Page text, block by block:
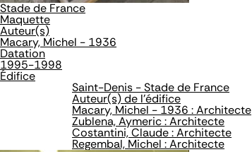
Stade de France
Maquette
Auteur(s)
Macary, Michel - 1936
Datation
1995-1998
Édifice
Saint-Denis - Stade de France
Auteur(s) de l'édifice
Macary, Michel - 1936 : Architecte
Zublena, Aymeric : Architecte
Costantini, Claude : Architecte
Regembal, Michel : Architecte